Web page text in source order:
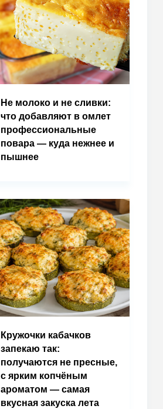
Не молоко и не сливки:
что добавляют в омлет
профессиональные
повара — куда нежнее и
пышнее
Кружочки кабачков
запекаю так:
получаются не пресные,
с ярким копчёным
ароматом — самая
вкусная закуска лета